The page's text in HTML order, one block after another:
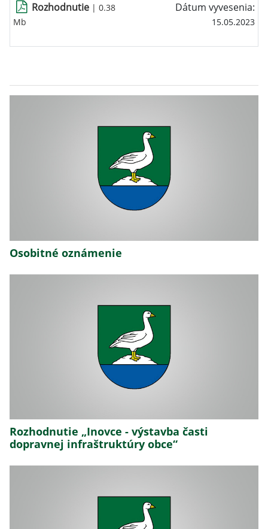
Rozhodnutie | 0.38
Mb
Dátum vyvesenia:
15.05.2023
Osobitné oznámenie
Rozhodnutie „Inovce - výstavba časti
dopravnej infraštruktúry obce“